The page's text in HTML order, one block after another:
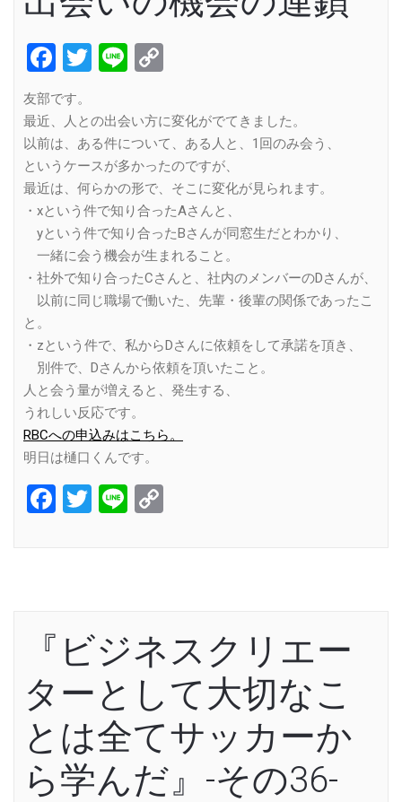
Facebook
Twitter
Line
友部です。
最近、人との出会い方に変化がでてきました。
以前は、ある件について、ある人と、1回のみ会う、
というケースが多かったのですが、
最近は、何らかの形で、そこに変化が見られます。
・xという件で知り合ったAさんと、
yという件で知り合ったBさんが同窓生だとわかり、
一緒に会う機会が生まれること。
・社外で知り合ったCさんと、社内のメンバーのDさんが、
以前に同じ職場で働いた、先輩・後輩の関係であったこ
と。
・zという件で、私からDさんに依頼をして承諾を頂き、
別件で、Dさんから依頼を頂いたこと。
人と会う量が増えると、発生する、
うれしい反応です。
RBCへの申込みはこちら。
明日は樋口くんです。
Facebook
Twitter
Line
『ビジネスクリエー
ターとして大切なこ
とは全てサッカーか
ら学んだ』-その36-